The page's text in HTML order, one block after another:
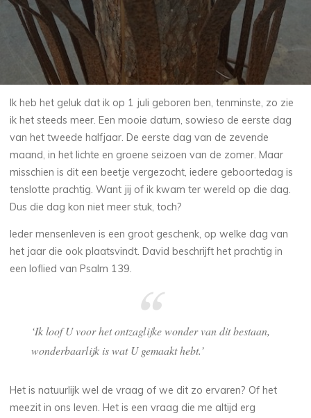
Ik heb het geluk dat ik op 1 juli geboren ben, tenminste, zo zie
ik het steeds meer. Een mooie datum, sowieso de eerste dag
van het tweede halfjaar. De eerste dag van de zevende
maand, in het lichte en groene seizoen van de zomer. Maar
misschien is dit een beetje vergezocht, iedere geboortedag is
tenslotte prachtig. Want jij of ik kwam ter wereld op die dag.
Dus die dag kon niet meer stuk, toch?
Ieder mensenleven is een groot geschenk, op welke dag van
het jaar die ook plaatsvindt. David beschrijft het prachtig in
een loflied van Psalm 139.
‘Ik loof U voor het ontzaglijke wonder van dit bestaan,
wonderbaarlijk is wat U gemaakt hebt.’
Het is natuurlijk wel de vraag of we dit zo ervaren? Of het
meezit in ons leven. Het is een vraag die me altijd erg